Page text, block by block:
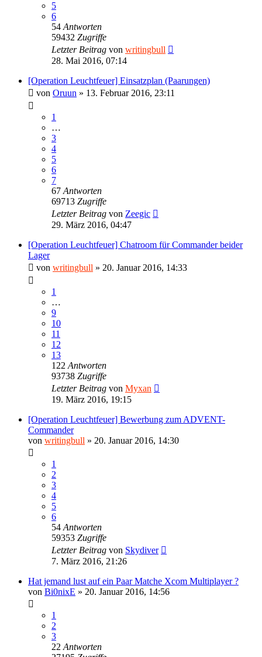
5
6
54 Antworten
59432 Zugriffe
Letzter Beitrag von writingbull
28. Mai 2016, 07:14
[Operation Leuchtfeuer] Einsatzplan (Paarungen)
von Oruun » 13. Februar 2016, 23:11
1
…
3
4
5
6
7
67 Antworten
69713 Zugriffe
Letzter Beitrag von Zeegic
29. März 2016, 04:47
[Operation Leuchtfeuer] Chatroom für Commander beider
Lager
von writingbull » 20. Januar 2016, 14:33
1
…
9
10
11
12
13
122 Antworten
93738 Zugriffe
Letzter Beitrag von Myxan
19. März 2016, 19:15
[Operation Leuchtfeuer] Bewerbung zum ADVENT-
Commander
von writingbull » 20. Januar 2016, 14:30
1
2
3
4
5
6
54 Antworten
59353 Zugriffe
Letzter Beitrag von Skydiver
7. März 2016, 21:26
Hat jemand lust auf ein Paar Matche Xcom Multiplayer ?
von Bi0nixE » 20. Januar 2016, 14:56
1
2
3
22 Antworten